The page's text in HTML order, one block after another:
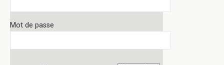
Mot de passe